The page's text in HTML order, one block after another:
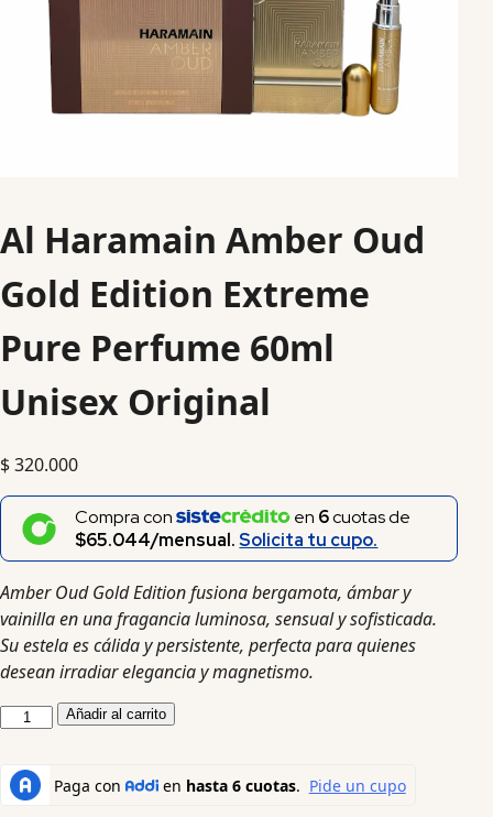
Al Haramain Amber Oud
Gold Edition Extreme
Pure Perfume 60ml
Unisex Original
$320.000
Compra con en 6cuotas de
$65.044/mensual.Solicita tu cupo.
Amber Oud Gold Edition fusiona bergamota, ámbar y
vainilla en una fragancia luminosa, sensual y sofisticada.
Su estela es cálida y persistente, perfecta para quienes
desean irradiar elegancia y magnetismo.
Añadir al carrito